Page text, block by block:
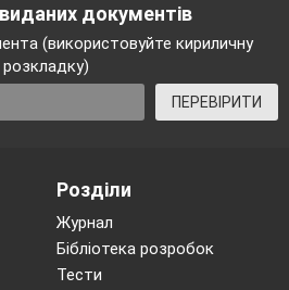
документів
(використовуйте кириличну
розкладку)
ПЕРЕВІРИТИ
Розділи
Журнал
Бібліотека розробок
Тести